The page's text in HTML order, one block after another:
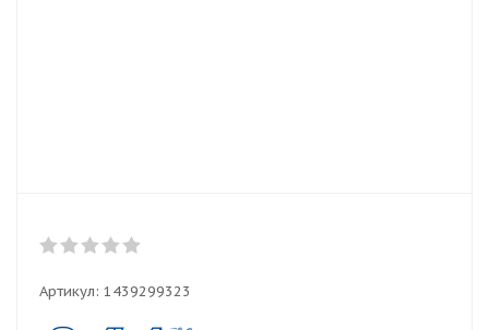
Артикул: 1439299323